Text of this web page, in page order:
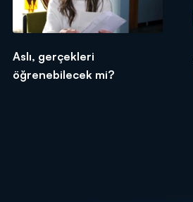
Aslı, gerçekleri
öğrenebilecek mi?